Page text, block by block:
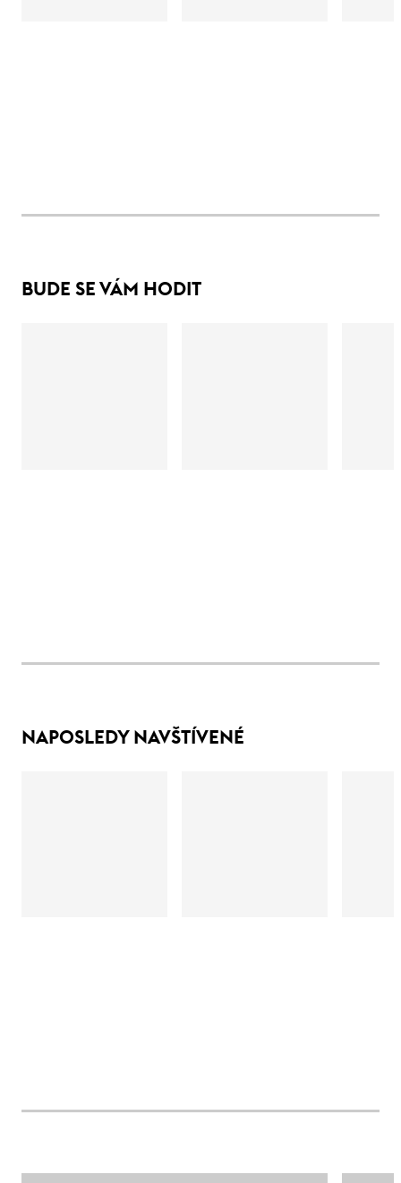
BUDE SE VÁM HODIT
NAPOSLEDY NAVŠTÍVENÉ